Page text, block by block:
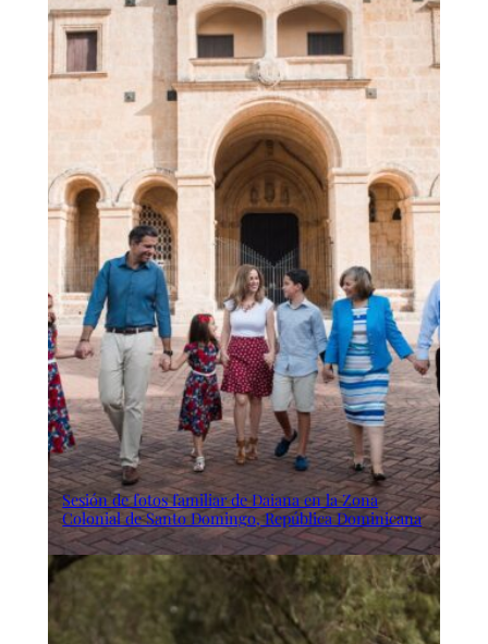
Sesión de fotos familiar de Daiana en la Zona
Colonial de Santo Domingo, República Dominicana